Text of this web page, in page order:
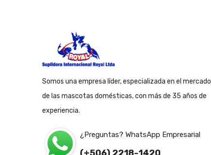
Somos una empresa líder, especializada en el mercado
de las mascotas domésticas, con más de 35 años de
experiencia.
¿Preguntas? WhatsApp Empresarial